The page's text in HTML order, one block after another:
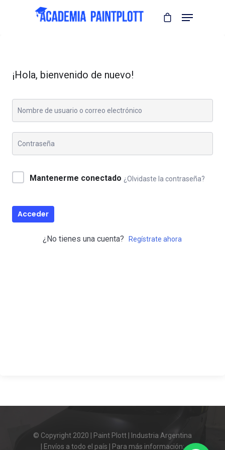
¡Hola, bienvenido de nuevo!
Mantenerme conectado ¿Olvidaste la contraseña?
Acceder
¿No tienes una cuenta? Regístrate ahora
© Copyright 2020 | Paint Plott | Industria Argentina
| Envíos a todo el país | Para más información: